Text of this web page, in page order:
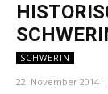
SCHWERIN
22. November 2014